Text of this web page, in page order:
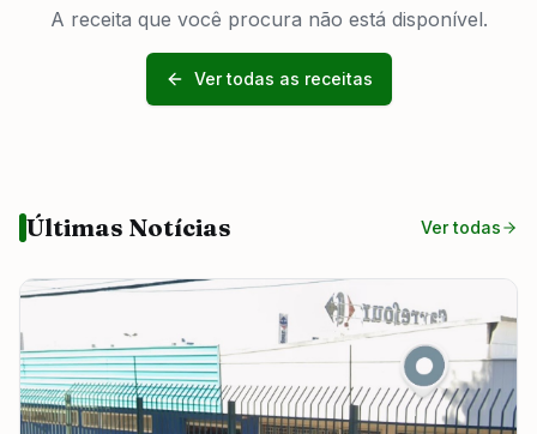
A receita que você procura não está disponível.
Ver todas as receitas
Últimas Notícias Ver todas